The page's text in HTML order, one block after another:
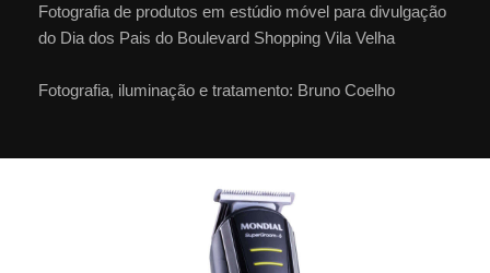
Fotografia de produtos em estúdio móvel para divulgação
do Dia dos Pais do Boulevard Shopping Vila Velha
Fotografia, iluminação e tratamento: Bruno Coelho